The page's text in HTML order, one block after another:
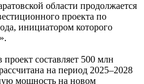
области продолжается
проекта по
инициатором которого
составляет 500 млн
на период 2025–2028
мощность на новом